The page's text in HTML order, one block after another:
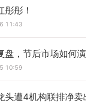
彤彤！
11:43
盘，节后市场如何演
10:59
头遭4机构联排净